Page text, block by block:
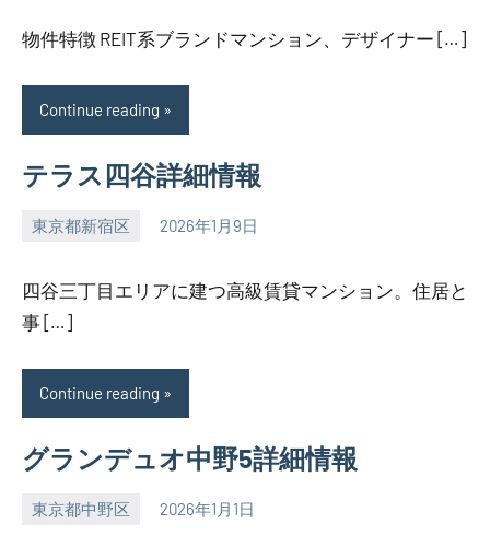
物件特徴 REIT系ブランドマンション、デザイナー […]
Continue reading
テラス四谷詳細情報
東京都新宿区 2026年1月9日
SEZIMO
四谷三丁目エリアに建つ高級賃貸マンション。住居と
事 […]
Continue reading
グランデュオ中野5詳細情報
東京都中野区 2026年1月1日
SEZIMO